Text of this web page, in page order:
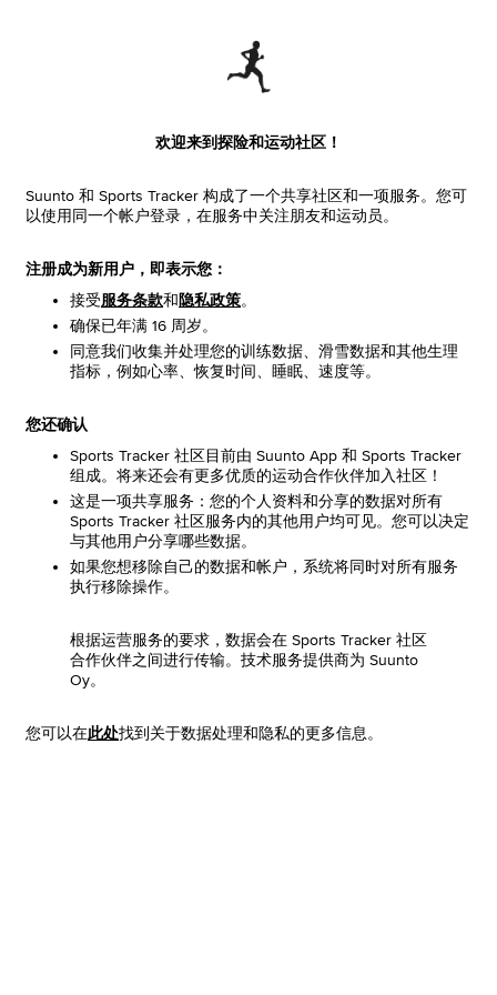
欢迎来到探险和运动社区！
Suunto 和 Sports Tracker 构成了一个共享社区和一项服务。您可
以使用同一个帐户登录，在服务中关注朋友和运动员。
注册成为新用户，即表示您：
接受服务条款和隐私政策。
确保已年满 16 周岁。
同意我们收集并处理您的训练数据、滑雪数据和其他生理
指标，例如心率、恢复时间、睡眠、速度等。
您还确认
Sports Tracker 社区目前由 Suunto App 和 Sports Tracker
组成。将来还会有更多优质的运动合作伙伴加入社区！
这是一项共享服务：您的个人资料和分享的数据对所有
Sports Tracker 社区服务内的其他用户均可见。您可以决定
与其他用户分享哪些数据。
如果您想移除自己的数据和帐户，系统将同时对所有服务
执行移除操作。
根据运营服务的要求，数据会在 Sports Tracker 社区
合作伙伴之间进行传输。技术服务提供商为 Suunto
Oy。
您可以在此处找到关于数据处理和隐私的更多信息。